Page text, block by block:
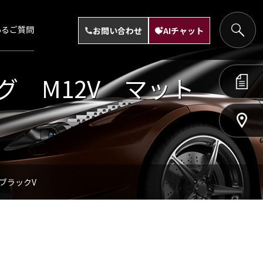
ご質問 お問い合わせ AIチャット
M12V マット
ラックV